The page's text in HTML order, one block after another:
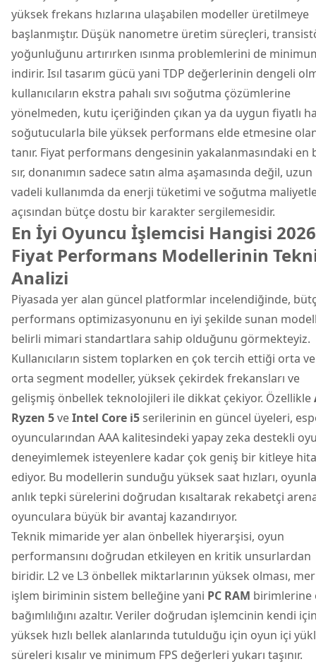
yüksek frekans hızlarına ulaşabilen modeller üretilmeye
başlanmıştır. Düşük nanometre üretim süreçleri,
yoğunluğunu artırırken ısınma problemlerini de
indirir. Isıl tasarım gücü yani TDP değerlerinin dengeli
kullanıcıların ekstra pahalı sıvı soğutma çözümlerine
yönelmeden, kutu içeriğinden çıkan ya da uygun fiyatlı
soğutucularla bile yüksek performans elde etmesine
tanır. Fiyat performans dengesinin yakalanmasındaki en
sır, donanımın sadece satın alma aşamasında değil, uzun
vadeli kullanımda da enerji tüketimi ve soğutma
açısından bütçe dostu bir karakter sergilemesidir.
En İyi Oyuncu İşlemcisi Hangisi 2026
Fiyat Performans Modellerinin
Analizi
Piyasada yer alan güncel platformlar incelendiğinde,
performans optimizasyonunu en iyi şekilde sunan
belirli mimari standartlara sahip olduğunu görmekteyiz.
Kullanıcıların sistem toplarken en çok tercih ettiği orta
orta segment modeller, yüksek çekirdek frekansları ve
gelişmiş önbellek teknolojileri ile dikkat çekiyor. Özellikle
Ryzen 5veIntel Core i5serilerinin en güncel üyeleri,
oyuncularından AAA kalitesindeki yapay zeka destekli
deneyimlemek isteyenlere kadar çok geniş bir kitleye
ediyor. Bu modellerin sunduğu yüksek saat hızları,
anlık tepki sürelerini doğrudan kısaltarak rekabetçi
oyunculara büyük bir avantaj kazandırıyor.
Teknik mimaride yer alan önbellek hiyerarşisi, oyun
performansını doğrudan etkileyen en kritik unsurlardan
biridir. L2 ve L3 önbellek miktarlarının yüksek olması,
işlem biriminin sistem belleğine yani PC RAM birimlerine
bağımlılığını azaltır. Veriler doğrudan işlemcinin kendi
yüksek hızlı bellek alanlarında tutulduğu için oyun içi
süreleri kısalır ve minimum FPS değerleri yukarı taşınır.